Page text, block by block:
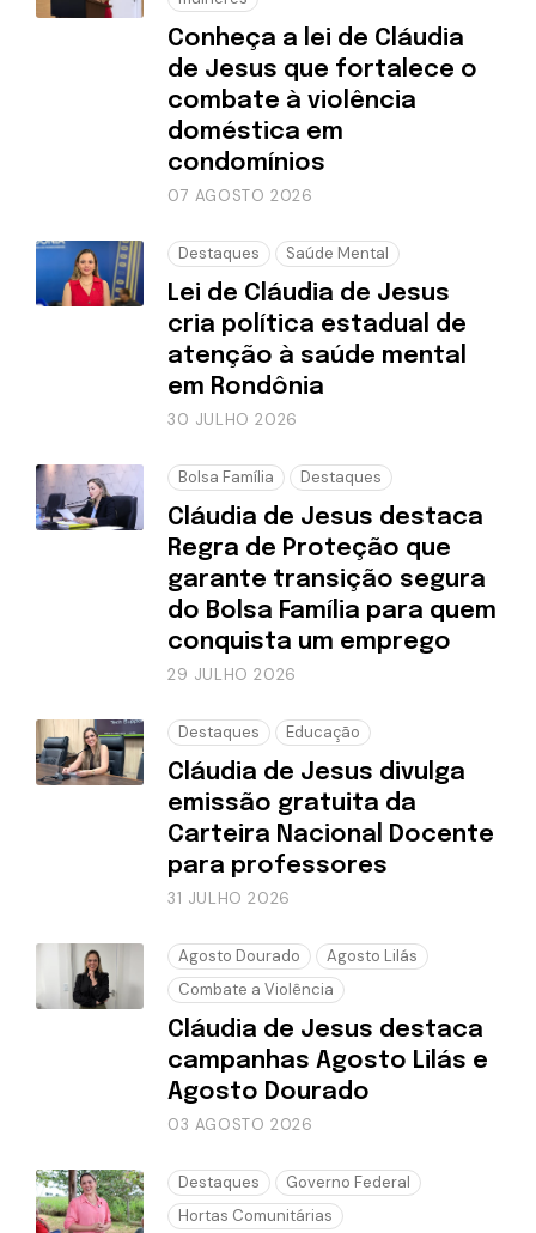
Conheça a lei de Cláudia
de Jesus que fortalece o
combate à violência
doméstica em
condomínios
07 AGOSTO 2026
Destaques Saúde Mental
Lei de Cláudia de Jesus
cria política estadual de
atenção à saúde mental
em Rondônia
30 JULHO 2026
Bolsa Família Destaques
Cláudia de Jesus destaca
Regra de Proteção que
garante transição segura
do Bolsa Família para quem
conquista um emprego
29 JULHO 2026
Destaques Educação
Cláudia de Jesus divulga
emissão gratuita da
Carteira Nacional Docente
para professores
31 JULHO 2026
Agosto Dourado
Agosto Lilás
Combate a Violência
Cláudia de Jesus destaca
campanhas Agosto Lilás e
Agosto Dourado
03 AGOSTO 2026
Destaques
Governo Federal
Hortas Comunitárias